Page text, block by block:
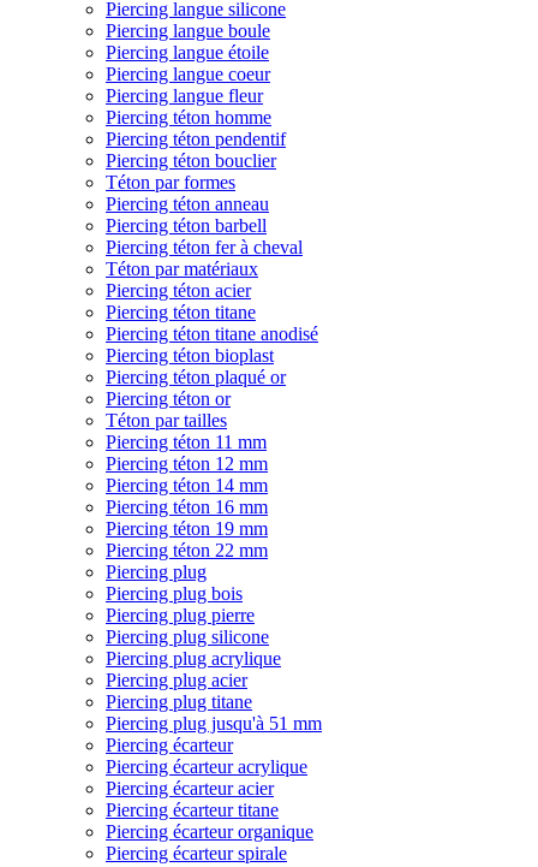
Piercing langue silicone
Piercing langue boule
Piercing langue étoile
Piercing langue coeur
Piercing langue fleur
Piercing téton homme
Piercing téton pendentif
Piercing téton bouclier
Téton par formes
Piercing téton anneau
Piercing téton barbell
Piercing téton fer à cheval
Téton par matériaux
Piercing téton acier
Piercing téton titane
Piercing téton titane anodisé
Piercing téton bioplast
Piercing téton plaqué or
Piercing téton or
Téton par tailles
Piercing téton 11 mm
Piercing téton 12 mm
Piercing téton 14 mm
Piercing téton 16 mm
Piercing téton 19 mm
Piercing téton 22 mm
Piercing plug
Piercing plug bois
Piercing plug pierre
Piercing plug silicone
Piercing plug acrylique
Piercing plug acier
Piercing plug titane
Piercing plug jusqu'à 51 mm
Piercing écarteur
Piercing écarteur acrylique
Piercing écarteur acier
Piercing écarteur titane
Piercing écarteur organique
Piercing écarteur spirale